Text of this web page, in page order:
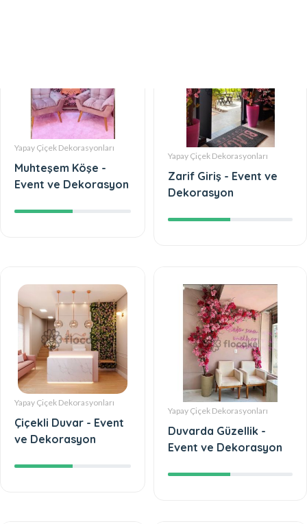
Yapay Çiçek Dekorasyonları
Muhteşem Köşe -
Event ve Dekorasyon
Yapay Çiçek Dekorasyonları
Zarif Giriş - Event ve
Dekorasyon
Yapay Çiçek Dekorasyonları
Çiçekli Duvar - Event
ve Dekorasyon
Yapay Çiçek Dekorasyonları
Duvarda Güzellik -
Event ve Dekorasyon